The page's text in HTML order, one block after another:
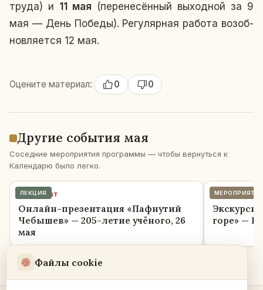
труда) и 11 мая (пе­ре­не­сён­ный вы­ход­ной за 9
мая — День Победы). Ре­гу­ляр­ная работа воз­об­
нов­ля­ет­ся 12 мая.
Оцените материал: 0 0
Другие события мая
Соседние мероприятия программы — чтобы вернуться к
Календарю было легко.
ЛЕКЦИЯ
26 мая · вт
Онлайн-презентация «Пафнутий
Чебышев» — 205-летие учёного, 26
мая
31 мая · во
горе» —
Вся программа мая →
Файлы cookie